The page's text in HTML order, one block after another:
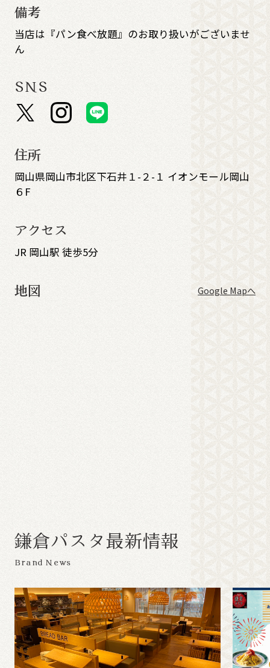
備考
当店は『パン食べ放題』のお取り扱いがございませ
ん
SNS
住所
岡山県岡山市北区下石井１-２-１ イオンモール岡山
６F
アクセス
JR 岡山駅 徒歩5分
地図 Google Mapへ
鎌倉パ ス タ最新情報
Brand News